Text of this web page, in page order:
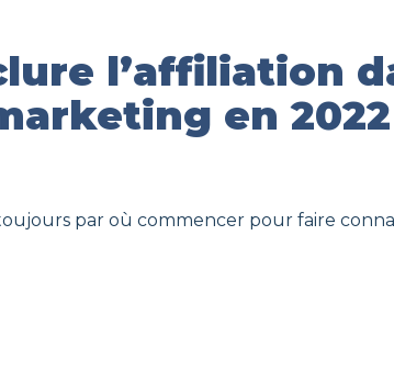
l’affiliation
en 2022
par où commencer pour faire